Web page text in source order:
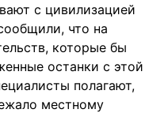
с цивилизацией
что на
которые бы
останки с этой
полагают,
местному